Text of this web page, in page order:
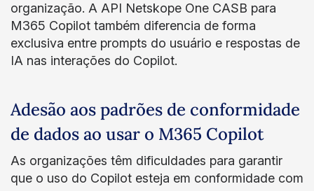
organização. A API Netskope One CASB para
M365 Copilot também diferencia de forma
exclusiva entre prompts do usuário e respostas de
IA nas interações do Copilot.
Adesão aos padrões de conformidade
de dados ao usar o M365 Copilot
As organizações têm dificuldades para garantir
que o uso do Copilot esteja em conformidade com